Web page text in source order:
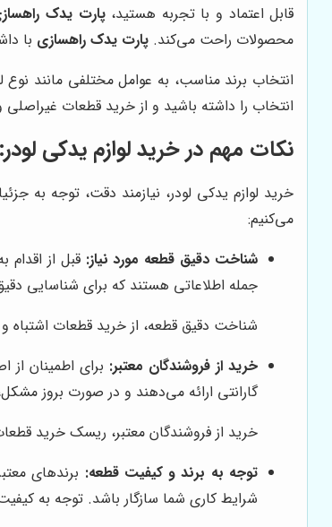
قابل اعتماد و با تجربه هستید،پارت یدک
محصولات راحت می‌کند. پارت یدک راهسازی با
انتخاب برند مناسب، به عوامل مختلفی مانند
انتخاب را داشته باشید و از خرید قطعات
نکات مهم در خرید لوازم یدکی
خرید لوازم یدکی لودر، نیازمند دقت، توجه به
می‌کنیم:
شناخت دقیق قطعه مورد نیاز: قبل از
جمله اطلاعاتی هستند که برای شناسایی
شناخت دقیق قطعه، از خرید قطعات
خرید از فروشندگان معتبر: برای اطمینان
گارانتی ارائه می‌دهند و در صورت بروز
خرید از فروشندگان معتبر، ریسک خرید
توجه به برند و کیفیت قطعه: برندهای
شرایط کاری شما سازگار باشد. توجه به